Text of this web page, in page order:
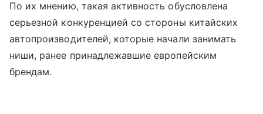
По их мнению, такая активность обусловлена
серьезной конкуренцией со стороны китайских
автопроизводителей, которые начали занимать
ниши, ранее принадлежавшие европейским
брендам.